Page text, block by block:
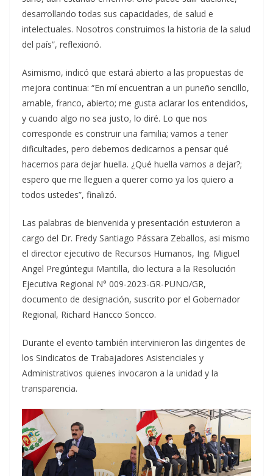
desarrollando todas sus capacidades, de salud e
intelectuales. Nosotros construimos la historia de la salud
del país”, reflexionó.
Asimismo, indicó que estará abierto a las propuestas de
mejora continua: “En mí encuentran a un puneño sencillo,
amable, franco, abierto; me gusta aclarar los entendidos,
y cuando algo no sea justo, lo diré. Lo que nos
corresponde es construir una familia; vamos a tener
dificultades, pero debemos dedicarnos a pensar qué
hacemos para dejar huella. ¿Qué huella vamos a dejar?;
espero que me lleguen a querer como ya los quiero a
todos ustedes”, finalizó.
Las palabras de bienvenida y presentación estuvieron a
cargo del Dr. Fredy Santiago Pássara Zeballos, asi mismo
el director ejecutivo de Recursos Humanos, Ing. Miguel
Angel Pregúntegui Mantilla, dio lectura a la Resolución
Ejecutiva Regional N° 009-2023-GR-PUNO/GR,
documento de designación, suscrito por el Gobernador
Regional, Richard Hancco Soncco.
Durante el evento también intervinieron las dirigentes de
los Sindicatos de Trabajadores Asistenciales y
Administrativos quienes invocaron a la unidad y la
transparencia.